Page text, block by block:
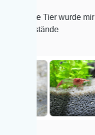
Tier wurde mir am